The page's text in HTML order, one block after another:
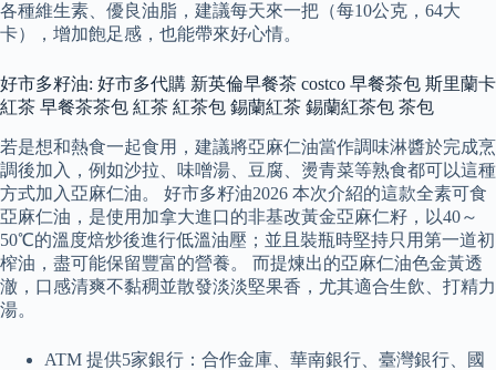
各種維生素、優良油脂，建議每天來一把（每10公克，64大
卡），增加飽足感，也能帶來好心情。
好市多籽油: 好市多代購 新英倫早餐茶 costco 早餐茶包 斯里蘭卡
紅茶 早餐茶茶包 紅茶 紅茶包 錫蘭紅茶 錫蘭紅茶包 茶包
若是想和熱食一起食用，建議將亞麻仁油當作調味淋醬於完成烹
調後加入，例如沙拉、味噌湯、豆腐、燙青菜等熟食都可以這種
方式加入亞麻仁油。 好市多籽油2026 本次介紹的這款全素可食
亞麻仁油，是使用加拿大進口的非基改黃金亞麻仁籽，以40～
50℃的溫度焙炒後進行低溫油壓；並且裝瓶時堅持只用第一道初
榨油，盡可能保留豐富的營養。 而提煉出的亞麻仁油色金黃透
澈，口感清爽不黏稠並散發淡淡堅果香，尤其適合生飲、打精力
湯。
ATM 提供5家銀行：合作金庫、華南銀行、臺灣銀行、國